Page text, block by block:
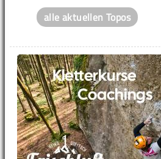
alle aktuellen Topos